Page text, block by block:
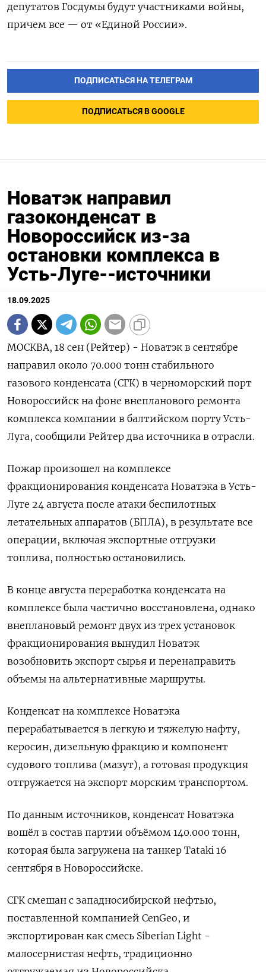
депутатов Госдумы будут участниками войны,
причем все — от «Единой России».
ПОДПИСАТЬСЯ НА ТЕЛЕГРАМ
ПОДПИСАТЬСЯ В GOOGLE
Новатэк направил
газоконденсат в
Новороссийск из-за
остановки комплекса в
Усть-Луге--источники
18.09.2025
МОСКВА, 18 сен (Рейтер) - Новатэк в сентябре
направил около 70.000 тонн стабильного
газового конденсата (СГК) в черноморский порт
Новороссийск на фоне внепланового ремонта
комплекса компании в балтийском порту Усть-
Луга, сообщили Рейтер два источника в отрасли.
Пожар произошел на комплексе
фракционирования конденсата Новатэка в Усть-
Луге 24 августа после атаки беспилотных
летательных аппаратов (БПЛА), в результате все
операции, включая экспортные отгрузки
топлива, полностью остановились.
В конце августа переработка конденсата на
комплексе была частично восстановлена, однако
внеплановый ремонт двух из трех установок
фракционирования вынудил Новатэк
возобновить экспорт сырья и перенаправить
объемы на альтернативные маршруты.
Конденсат на комплексе Новатэка
перерабатывается в легкую и тяжелую нафту,
керосин, дизельную фракцию и компонент
судового топлива (мазут), а готовая продукция
отгружается на экспорт морским транспортом.
По данным источников, конденсат Новатэка
вошёл в состав партии объёмом 140.000 тонн,
которая была загружена на танкер Tataki 16
сентября в Новороссийске.
СГК смешан с западносибирской нефтью,
поставленной компанией CenGeo, и
экспортирован как смесь Siberian Light -
малосернистая нефть, традиционно